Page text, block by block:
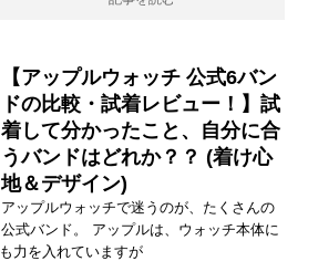
【アップルウォッチ 公式6バン
ドの比較・試着レビュー！】試
着して分かったこと、自分に合
うバンドはどれか？？ (着け心
地＆デザイン)
アップルウォッチで迷うのが、たくさんの
公式バンド。 アップルは、ウォッチ本体に
も力を入れていますが